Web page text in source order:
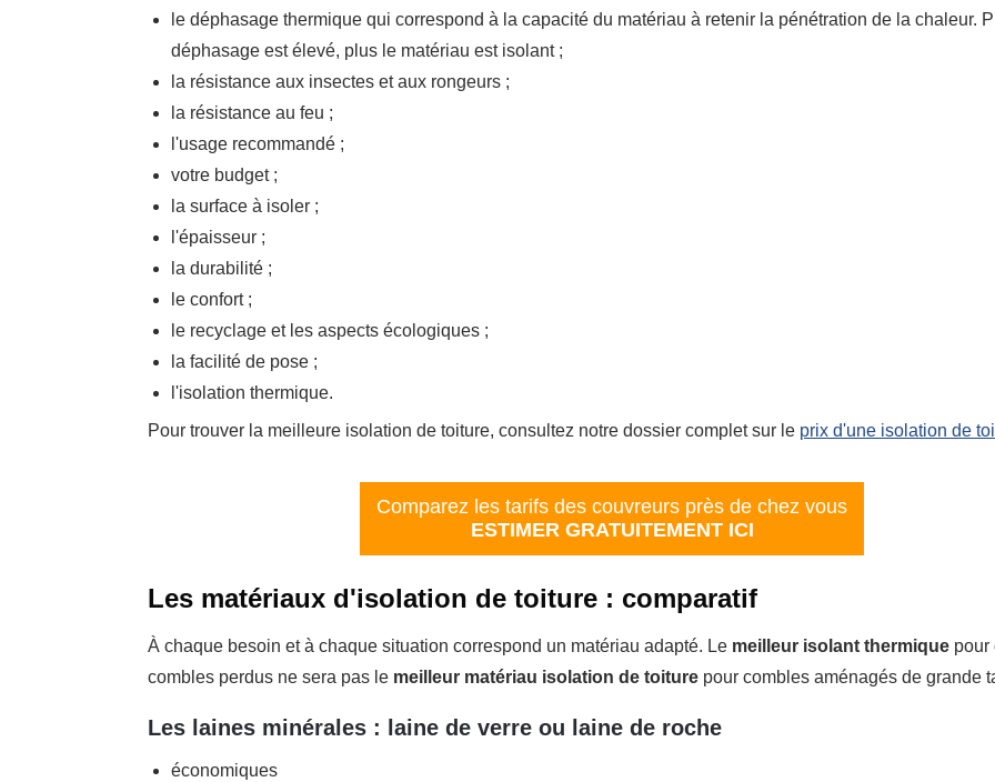
le déphasage thermique qui correspond à la capacité du matériau à retenir la pénétration de la chaleur.
déphasage est élevé, plus le matériau est isolant ;
la résistance aux insectes et aux rongeurs ;
la résistance au feu ;
l'usage recommandé ;
votre budget ;
la surface à isoler ;
l'épaisseur ;
la durabilité ;
le confort ;
le recyclage et les aspects écologiques ;
la facilité de pose ;
l'isolation thermique.
Pour trouver la meilleure isolation de toiture, consultez notre dossier complet sur le prix d'une isolation de
Comparez les tarifs des couvreurs près de chez vous
ESTIMER GRATUITEMENT ICI
Les matériaux d'isolation de toiture : comparatif
À chaque besoin et à chaque situation correspond un matériau adapté. Le meilleur isolant thermique pour
combles perdus ne sera pas le meilleur matériau isolation de toiture pour combles aménagés de grande
Les laines minérales : laine de verre ou laine de roche
économiques